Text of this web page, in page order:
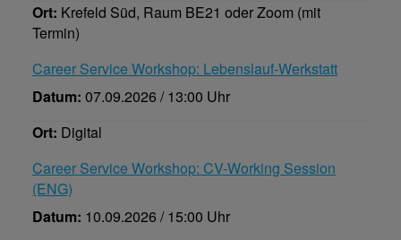
Ort: Krefeld Süd, Raum BE21 oder Zoom (mit
Termin)
Career Service Workshop: Lebenslauf-Werkstatt
Datum: 07.09.2026 / 13:00 Uhr
Ort: Digital
Career Service Workshop: CV-Working Session
(ENG)
Datum: 10.09.2026 / 15:00 Uhr